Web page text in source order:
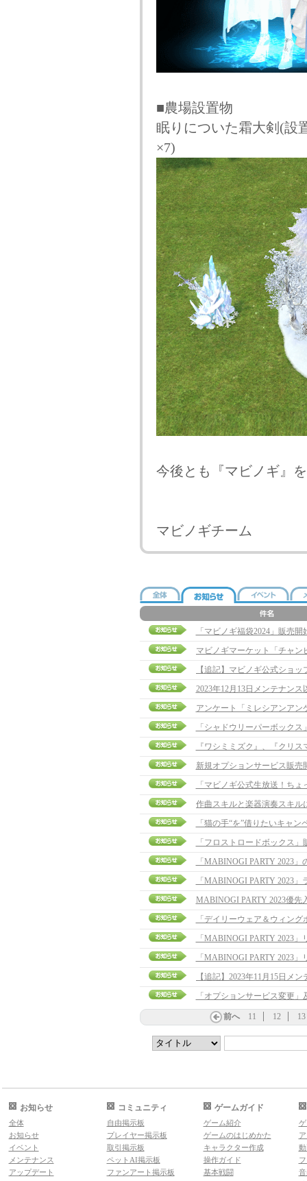
■農場設置物
眠りについた霜大剣(設
×7)
今後とも『マビノギ』
マビノギチーム
「マビノギ福袋2024」販売
2023年12月13日メンテナン
アンケート「ミレシアンアン
「シャドウリーパーボック
『ワシミミズク』、『クリ
新規オプションサービス販売
「マビノギ公式生放送！ち
作曲スキルと楽器演奏スキル
「猫の手“を”借りたいキャ
「フロストロードボックス
「MABINOGI PARTY 2023
「MABINOGI PARTY 2023
MABINOGI PARTY 2023優
「デイリーウェア＆ウィン
「MABINOGI PARTY 2023
「MABINOGI PARTY 2023
「オプションサービス変更
前へ 11 12 13
お知らせ
全体
お知らせ
イベント
メンテナンス
アップデート
コミュニティ
自由掲示板
プレイヤー掲示板
取引掲示板
ペットAI掲示板
ファンアート掲示板
ゲームガイド
ゲーム紹介
ゲームのはじめかた
キャラクター作成
操作ガイド
基本戦闘